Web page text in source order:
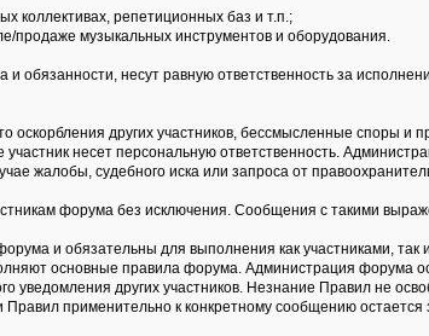
коллективах, репетиционных баз и т.п.;
продаже музыкальных инструментов и оборудования.
обязанности, несут равную ответственность за
оскорбления других участников, бессмысленные споры и
участник несет персональную ответственность.
жалобы, судебного иска или запроса от
форума без исключения. Сообщения с такими
и обязательны для выполнения как участниками,
основные правила форума. Администрация форума
уведомления других участников. Незнание Правил не
применительно к конкретному сообщению